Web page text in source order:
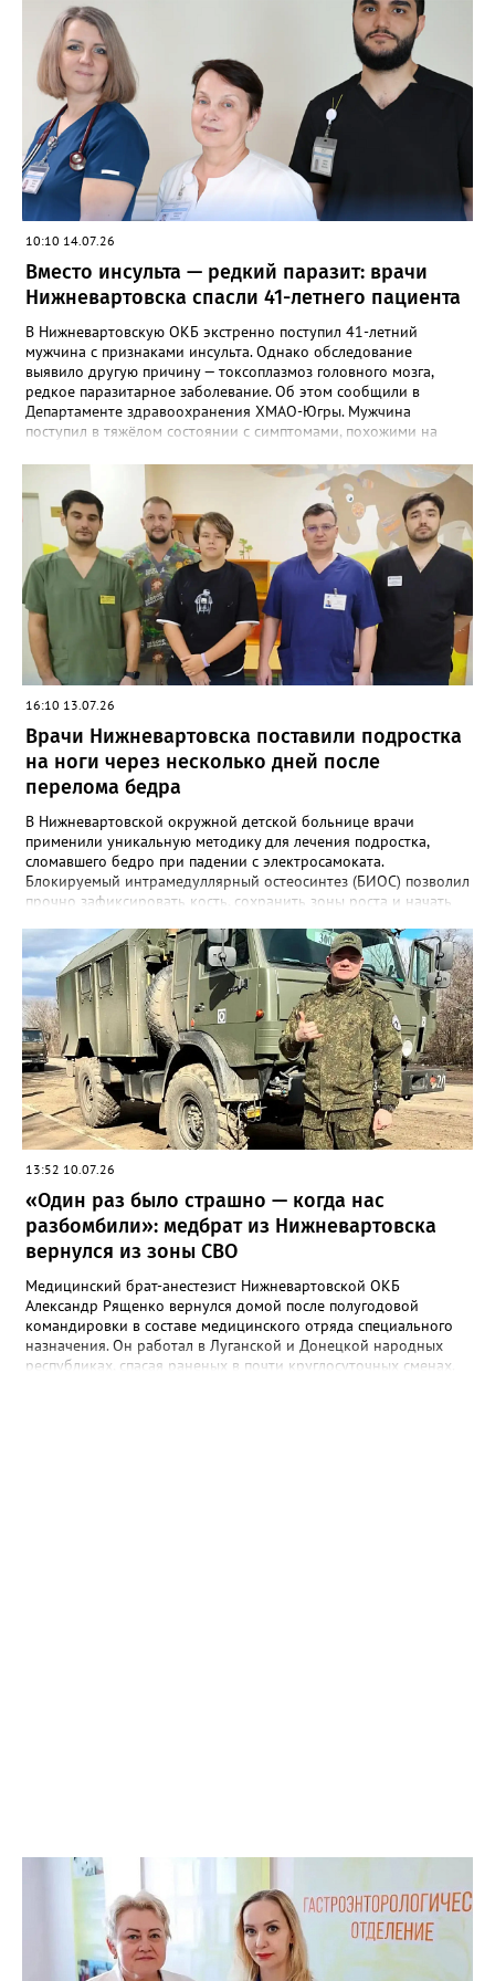
10:10 14.07.26
Вместо инсульта — редкий паразит: врачи
Нижневартовска спасли 41-летнего пациента
В Нижневартовскую ОКБ экстренно поступил 41-летний
мужчина с признаками инсульта. Однако обследование
выявило другую причину — токсоплазмоз головного мозга,
редкое паразитарное заболевание. Об этом сообщили в
Департаменте здравоохранения ХМАО-Югры. Мужчина
поступил в тяжёлом состоянии с симптомами, похожими на
ИВЛ. Благодаря слаженной работе анестезиологов-
реаниматологов, неврологов и инфекционистов уже в первые
сутки установили точный диагноз — токсоплазмоз головного
мозга. Начали необходимое лечение. Сегодня пациент в
сознании, неврологические нарушения устранены,
восстанавливаются речь и бытовые навыки. Впереди — курс
медицинской реабилитации.
16:10 13.07.26
Врачи Нижневартовска поставили подростка
на ноги через несколько дней после
перелома бедра
В Нижневартовской окружной детской больнице врачи
применили уникальную методику для лечения подростка,
сломавшего бедро при падении с электросамоката.
Блокируемый интрамедуллярный остеосинтез (БИОС) позволил
прочно зафиксировать кость, сохранить зоны роста и начать
тяжёлым переломом бедренной кости после падения с
электросамоката. Вместо классических детских методик
хирурги применили БИОС. Это обеспечило максимально
прочную фиксацию перелома, позволило сохранить зоны роста
и дало возможность начать раннюю реабилитацию. — Нам
было важно надёжно стабилизировать кость, не повредив
растущий скелет ребёнка. Этот метод позволил решить обе
задачи, — рассказал заведующий отделением Иван Тетюшев.
Уже через несколько дней после операции пациент смог
самостоятельно передвигаться. Сейчас он продолжает
восстановление и готовится вернуться к привычной активной
13:52 10.07.26
«Один раз было страшно — когда нас
разбомбили»: медбрат из Нижневартовска
вернулся из зоны СВО
Медицинский брат-анестезист Нижневартовской ОКБ
Александр Рященко вернулся домой после полугодовой
командировки в составе медицинского отряда специального
назначения. Он работал в Луганской и Донецкой народных
республиках, спасая раненых в почти круглосуточных сменах.